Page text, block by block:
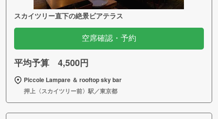
スカイツリー直下の絶景ビアテラス
空席確認・予約
平均予算 4,500円
Piccole Lampare ＆ rooftop sky bar
押上〈スカイツリー前〉駅／東京都